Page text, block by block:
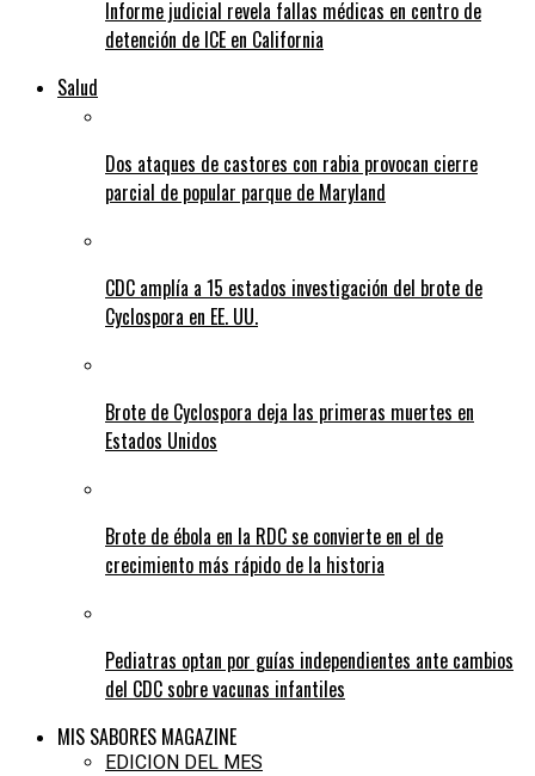
Informe judicial revela fallas médicas en centro de
detención de ICE en California
Salud
Dos ataques de castores con rabia provocan cierre
parcial de popular parque de Maryland
CDC amplía a 15 estados investigación del brote de
Cyclospora en EE. UU.
Brote de Cyclospora deja las primeras muertes en
Estados Unidos
Brote de ébola en la RDC se convierte en el de
crecimiento más rápido de la historia
Pediatras optan por guías independientes ante cambios
del CDC sobre vacunas infantiles
MIS SABORES MAGAZINE
EDICION DEL MES